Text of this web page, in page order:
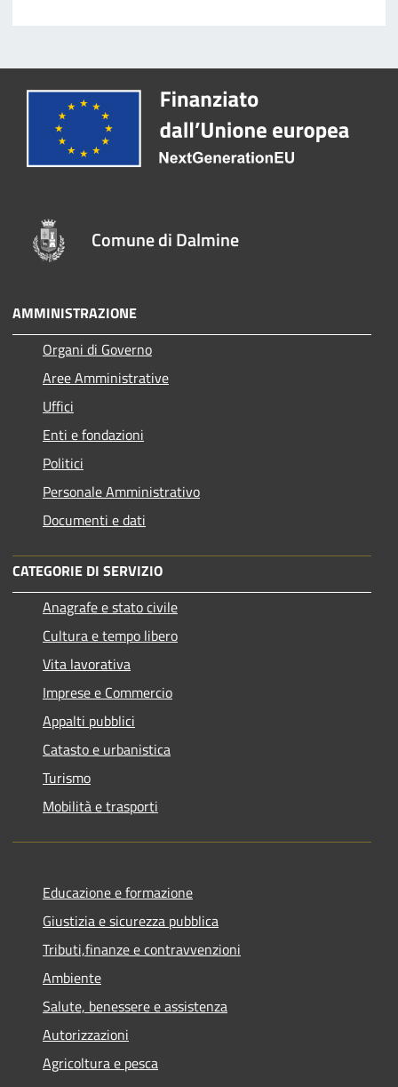
Comune di Dalmine
AMMINISTRAZIONE
Organi di Governo
Aree Amministrative
Uffici
Enti e fondazioni
Politici
Personale Amministrativo
Documenti e dati
CATEGORIE DI SERVIZIO
Anagrafe e stato civile
Cultura e tempo libero
Vita lavorativa
Imprese e Commercio
Appalti pubblici
Catasto e urbanistica
Turismo
Mobilità e trasporti
Educazione e formazione
Giustizia e sicurezza pubblica
Tributi,finanze e contravvenzioni
Ambiente
Salute, benessere e assistenza
Autorizzazioni
Agricoltura e pesca